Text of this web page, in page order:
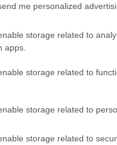
me personalized
storage related to
apps.
storage related to
storage related to
storage related to
che merita di
strette, piene di bar
la prima volta, mi
le chiacchiere dei
che sembra